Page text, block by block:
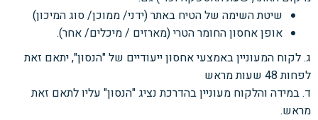
שיטת השימה של הטיח באתר(ידני/ ממוכן/ סוג המיכון)
אופן אחסון החומר הטרי (מארזים / מיכלים/ אחר).
ג. לקוח המעוניין באמצעי אחסון ייעודיים של "הנסון", יתאם זאת
לפחות 48 שעות מראש
ד. במידה והלקוח מעוניין בהדרכת נציג "הנסון" עליו לתאם זאת
מראש.